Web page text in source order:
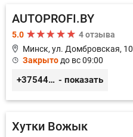
AUTOPROFI.BY
5.0
4 отзыва
Минск, ул. Домбровская, 10
Закрыто до вс 09:00
+375445353020 - показать
Хутки Вожык